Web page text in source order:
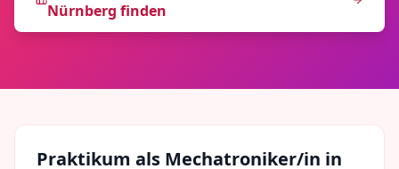
Nürnberg finden
Praktikum als Mechatroniker/in in